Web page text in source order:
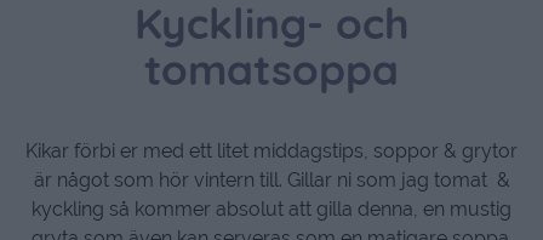
Kyckling- och
tomatsoppa
Kikar förbi er med ett litet middagstips, soppor & grytor
är något som hör vintern till. Gillar ni som jag tomat &
kyckling så kommer absolut att gilla denna, en mustig